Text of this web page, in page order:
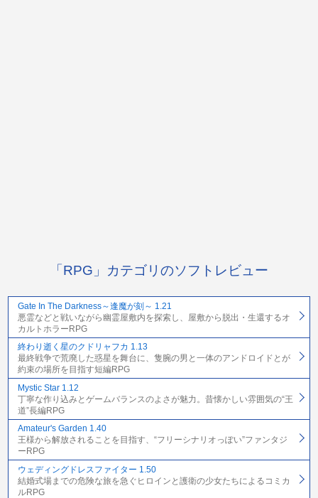
「RPG」カテゴリのソフトレビュー
Gate In The Darkness～逢魔が刻～ 1.21
悪霊などと戦いながら幽霊屋敷内を探索し、屋敷から脱出・生還するオ
カルトホラーRPG
終わり逝く星のクドリャフカ 1.13
最終戦争で荒廃した惑星を舞台に、隻腕の男と一体のアンドロイドとが
約束の場所を目指す短編RPG
Mystic Star 1.12
丁寧な作り込みとゲームバランスのよさが魅力。昔懐かしい雰囲気の“王
道”長編RPG
Amateur's Garden 1.40
王様から解放されることを目指す、“フリーシナリオっぽい”ファンタジ
ーRPG
ウェディングドレスファイター 1.50
結婚式場までの危険な旅を急ぐヒロインと護衛の少女たちによるコミカ
ルRPG